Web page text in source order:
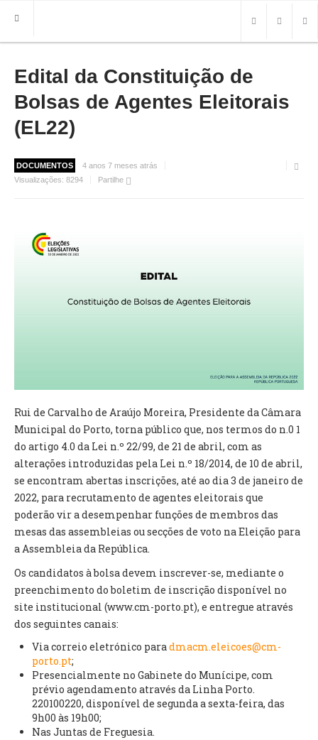
HOME
FREGUESIA
INFO
MAPA
ROTEIRO TURÍSTICO
IMPRENSA
CONSTITUIÇÃO
PRESIDENTE
EXECUTIVO E PELOUROS
ASSEMBLEIA DE FREGUESIA
GRAVAÇÕES DAS REUNIÕES PÚBLICAS DO EXECUTIVO
DOCUMENTOS
ATAS E DOCUMENTOS DA ASSEMBLEIA
EDITAIS
REGULAMENTOS E TAXAS
PLANO E ORÇAMENTO
RELATÓRIO E CONTAS
RECRUTAMENTO PESSOAL
CÓDIGO DE CONDUTA
ORÇAMENTO COLABORATIVO
FUNDO DE APOIO AO ASSOCIATIVISMO
SUBVENÇÕES PÚBLICAS
Edital da Constituição de
Bolsas de Agentes Eleitorais
(EL22)
DOCUMENTOS
4 anos 7 meses atrás
Visualizações: 8294 Partilhe
Rui de Carvalho de Araújo Moreira, Presidente da Câmara
Municipal do Porto, torna público que, nos termos do n.0 1
do artigo 4.0 da Lei n.º 22/99, de 21 de abril, com as
alterações introduzidas pela Lei n.º 18/2014, de 10 de abril,
se encontram abertas inscrições, até ao dia 3 de janeiro de
2022, para recrutamento de agentes eleitorais que
poderão vir a desempenhar funções de membros das
mesas das assembleias ou secções de voto na Eleição para
a Assembleia da República.
Os candidatos à bolsa devem inscrever-se, mediante o
preenchimento do boletim de inscrição disponível no
site institucional (www.cm-porto.pt), e entregue através
dos seguintes canais:
Via correio eletrónico paradmacm.eleicoes@cm-
porto.pt;
Presencialmente no Gabinete do Munícipe, com
prévio agendamento através da Linha Porto.
220100220, disponível de segunda a sexta-feira, das
9h00 às 19h00;
Nas Juntas de Freguesia.